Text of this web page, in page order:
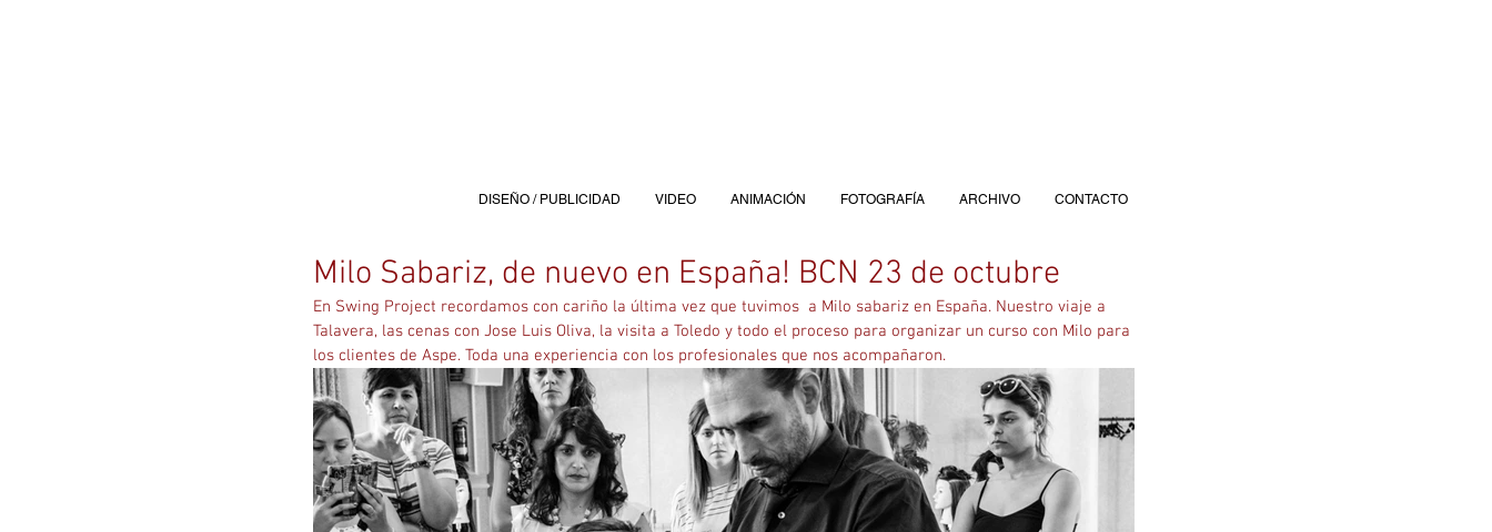
Milo Sabariz, de nuevo en España! BCN 23 de octubre
En Swing Project recordamos con cariño la última vez que tuvimos  a Milo sabariz en España. Nuestro viaje a
Talavera, las cenas con Jose Luis Oliva, la visita a Toledo y todo el proceso para organizar un curso con Milo para
los clientes de Aspe. Toda una experiencia con los profesionales que nos acompañaron.
DISEÑO / PUBLICIDAD VIDEO ANIMACIÓN FOTOGRAFÍA ARCHIVO CONTACTO